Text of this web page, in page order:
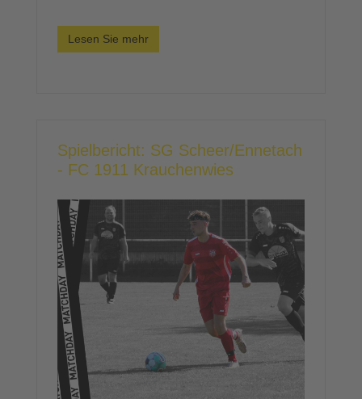
Lesen Sie mehr
Spielbericht: SG Scheer/Ennetach
- FC 1911 Krauchenwies